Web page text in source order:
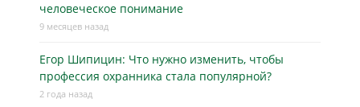
человеческое понимание
9 месяцев назад
Егор Шипицин: Что нужно изменить, чтобы
профессия охранника стала популярной?
2 года назад